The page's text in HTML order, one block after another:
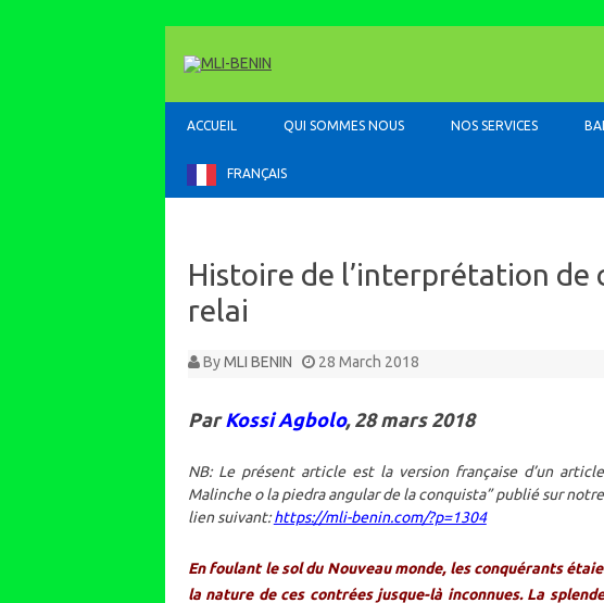
ACCUEIL QUI SOMMES NOUS NOS SERVICES
FRANÇAIS
Histoire de l’interprétation de
relai
By MLI BENIN 28 March 2018
ParKossi Agbolo, 28 mars 2018
NB: Le présent article est la version française d’un
Malinche o la piedra angular de la conquista” publié sur
lien suivant:https://mli-benin.com/?p=1304
En foulant le sol du Nouveau monde, les conquérants
la nature de ces contrées jusque-là inconnues. La